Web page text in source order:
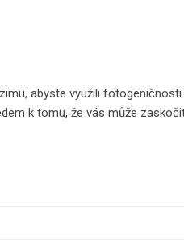
abyste využili
k tomu, že vás může